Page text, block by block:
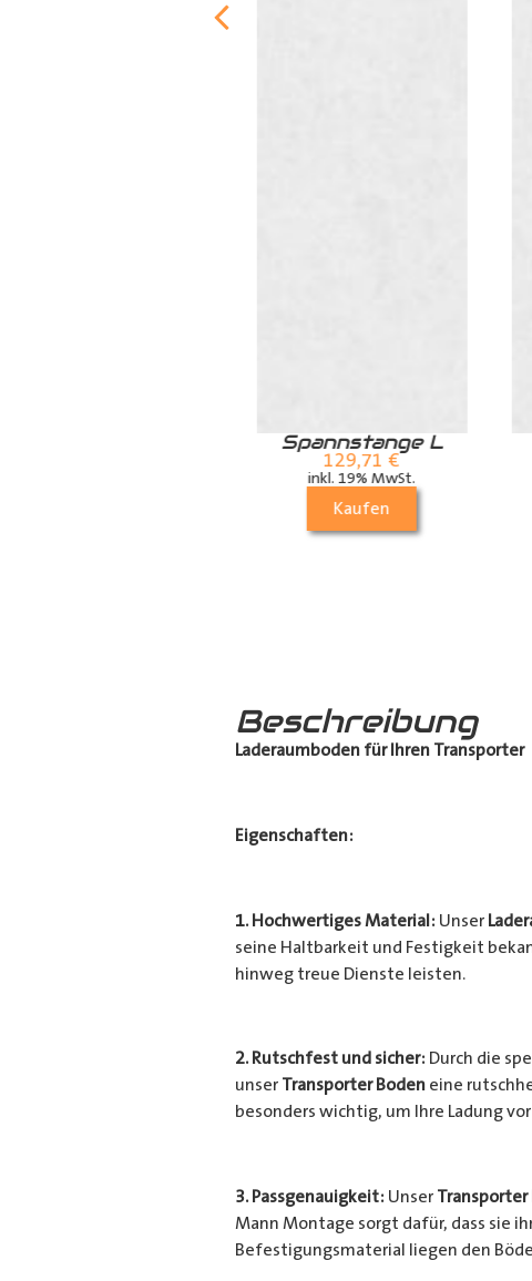
Spannstange L
129,71€
inkl. 19% MwSt.
Kaufen
Beschreibung
Laderaumboden für Ihren Transporter
Eigenschaften:
1. Hochwertiges Material: Unser
seine Haltbarkeit und Festigkeit
hinweg treue Dienste leisten.
2. Rutschfest und sicher: Durch die
unser Transporter Bodeneine
besonders wichtig, um Ihre Ladung
3. Passgenauigkeit: Unser Transporter
Mann Montage sorgt dafür, dass sie
Befestigungsmaterial liegen den